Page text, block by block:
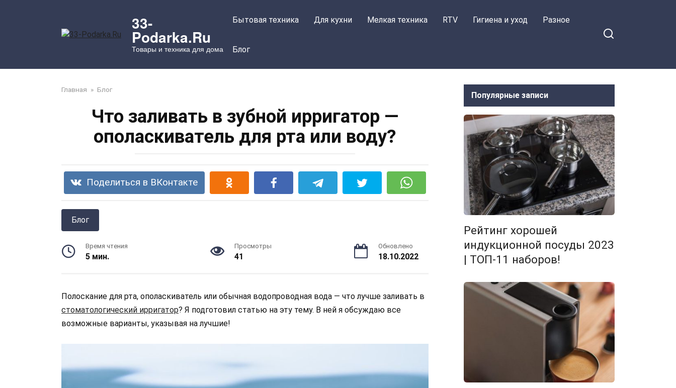
33-
Podarka.Ru
Товары и техника для дома
Бытовая техника Для кухни Мелкая техника RTV Гигиена и уход Разное
Блог
Главная » Блог
Что заливать в зубной ирригатор —
ополаскиватель для рта или воду?
Поделиться в ВКонтакте
Блог
Время чтения
5 мин.
Просмотры
41
Обновлено
18.10.2022
Полоскание для рта, ополаскиватель или обычная водопроводная вода — что лучше заливать в
стоматологический ирригатор? Я подготовил статью на эту тему. В ней я обсуждаю все
возможные варианты, указывая на лучшие!
Популярные записи
Рейтинг хорошей
индукционной посуды 2023
| ТОП-11 наборов!